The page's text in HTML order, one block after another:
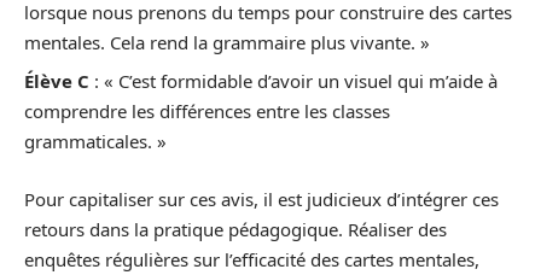
lorsque nous prenons du temps pour construire des cartes
mentales. Cela rend la grammaire plus vivante. »
Élève C : « C’est formidable d’avoir un visuel qui m’aide à
comprendre les différences entre les classes
grammaticales. »
Pour capitaliser sur ces avis, il est judicieux d’intégrer ces
retours dans la pratique pédagogique. Réaliser des
enquêtes régulières sur l’efficacité des cartes mentales,